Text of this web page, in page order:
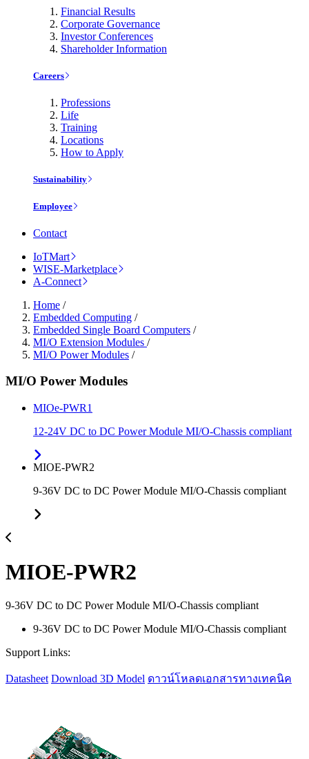
Financial Results
Corporate Governance
Investor Conferences
Shareholder Information
Careers
Professions
Life
Training
Locations
How to Apply
Sustainability
Employee
Contact
IoTMart
WISE-Marketplace
A-Connect
Home /
Embedded Computing /
Embedded Single Board Computers /
MI/O Extension Modules /
MI/O Power Modules /
MI/O Power Modules
MIOe-PWR1
12-24V DC to DC Power Module MI/O-Chassis compliant
MIOE-PWR2
9-36V DC to DC Power Module MI/O-Chassis compliant
MIOE-PWR2
9-36V DC to DC Power Module MI/O-Chassis compliant
9-36V DC to DC Power Module MI/O-Chassis compliant
Support Links:
Datasheet Download 3D Model ดาวน์โหลดเอกสารทางเทคนิค